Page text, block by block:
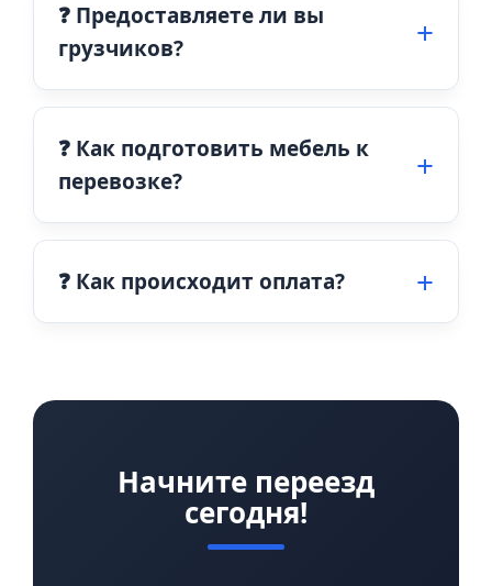
❓ Предоставляете ли вы
грузчиков?
❓ Как подготовить мебель к
перевозке?
❓ Как происходит оплата?
Начните переезд
сегодня!